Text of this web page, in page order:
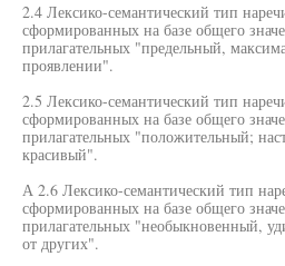
2.4 Лексико-семантический тип
сформированных на базе общего
прилагательных "предельный,
проявлении".
2.5 Лексико-семантический тип
сформированных на базе общего
прилагательных "положительный;
красивый".
А 2.6 Лексико-семантический тип
сформированных на базе общего
прилагательных "необыкновенный,
от других".